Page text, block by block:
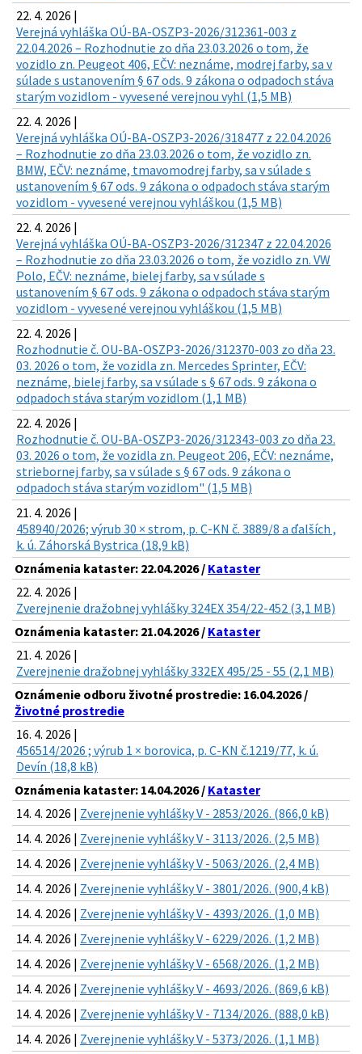
22. 4. 2026 |
Verejná vyhláška OÚ-BA-OSZP3-2026/312361-003 z
22.04.2026 – Rozhodnutie zo dňa 23.03.2026 o tom, že
vozidlo zn. Peugeot 406, EČV: neznáme, modrej farby, sa v
súlade s ustanovením § 67 ods. 9 zákona o odpadoch stáva
starým vozidlom - vyvesené verejnou vyhl (1,5 MB)
22. 4. 2026 |
Verejná vyhláška OÚ-BA-OSZP3-2026/318477 z 22.04.2026
– Rozhodnutie zo dňa 23.03.2026 o tom, že vozidlo zn.
BMW, EČV: neznáme, tmavomodrej farby, sa v súlade s
ustanovením § 67 ods. 9 zákona o odpadoch stáva starým
vozidlom - vyvesené verejnou vyhláškou (1,5 MB)
22. 4. 2026 |
Verejná vyhláška OÚ-BA-OSZP3-2026/312347 z 22.04.2026
– Rozhodnutie zo dňa 23.03.2026 o tom, že vozidlo zn. VW
Polo, EČV: neznáme, bielej farby, sa v súlade s
ustanovením § 67 ods. 9 zákona o odpadoch stáva starým
vozidlom - vyvesené verejnou vyhláškou (1,5 MB)
22. 4. 2026 |
Rozhodnutie č. OU-BA-OSZP3-2026/312370-003 zo dňa 23.
03. 2026 o tom, že vozidla zn. Mercedes Sprinter, EČV:
neznáme, bielej farby, sa v súlade s § 67 ods. 9 zákona o
odpadoch stáva starým vozidlom (1,1 MB)
22. 4. 2026 |
Rozhodnutie č. OU-BA-OSZP3-2026/312343-003 zo dňa 23.
03. 2026 o tom, že vozidla zn. Peugeot 206, EČV: neznáme,
striebornej farby, sa v súlade s § 67 ods. 9 zákona o
odpadoch stáva starým vozidlom" (1,5 MB)
21. 4. 2026 |
458940/2026; výrub 30 × strom, p. C-KN č. 3889/8 a ďalších ,
k. ú. Záhorská Bystrica (18,9 kB)
Oznámenia kataster: 22.04.2026 / Kataster
22. 4. 2026 |
Zverejnenie dražobnej vyhlášky 324EX 354/22-452 (3,1 MB)
Oznámenia kataster: 21.04.2026 / Kataster
21. 4. 2026 |
Zverejnenie dražobnej vyhlášky 332EX 495/25 - 55 (2,1 MB)
Oznámenie odboru životné prostredie: 16.04.2026 /
Životné prostredie
16. 4. 2026 |
456514/2026 ; výrub 1 × borovica, p. C-KN č.1219/77, k. ú.
Devín (18,8 kB)
Oznámenia kataster: 14.04.2026 / Kataster
14. 4. 2026 | Zverejnenie vyhlášky V - 2853/2026. (866,0 kB)
14. 4. 2026 | Zverejnenie vyhlášky V - 3113/2026. (2,5 MB)
14. 4. 2026 | Zverejnenie vyhlášky V - 5063/2026. (2,4 MB)
14. 4. 2026 | Zverejnenie vyhlášky V - 3801/2026. (900,4 kB)
14. 4. 2026 | Zverejnenie vyhlášky V - 4393/2026. (1,0 MB)
14. 4. 2026 | Zverejnenie vyhlášky V - 6229/2026. (1,2 MB)
14. 4. 2026 | Zverejnenie vyhlášky V - 6568/2026. (1,2 MB)
14. 4. 2026 | Zverejnenie vyhlášky V - 4693/2026. (869,6 kB)
14. 4. 2026 | Zverejnenie vyhlášky V - 7134/2026. (888,0 kB)
14. 4. 2026 | Zverejnenie vyhlášky V - 5373/2026. (1,1 MB)